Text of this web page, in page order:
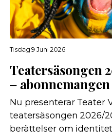
Tisdag 9 Juni 2026
Teatersäsongen
–
Nu presenterar Teater
teatersäsongen 2026/
berättelser om